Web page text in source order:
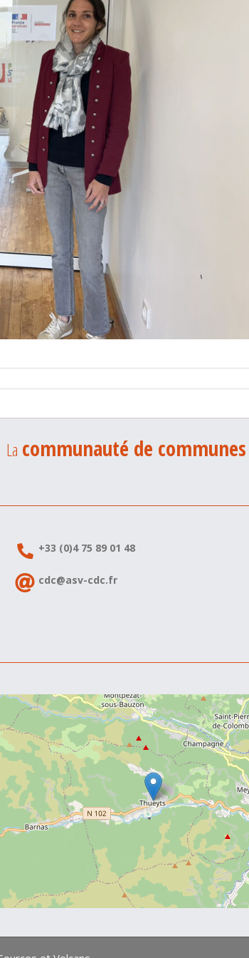
La communauté de communes
+33 (0)4 75 89 01 48
cdc@asv-cdc.fr